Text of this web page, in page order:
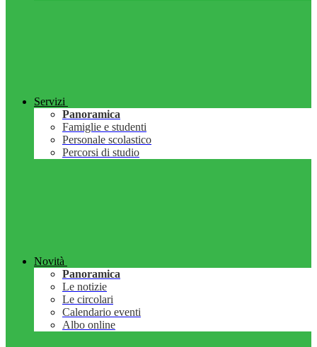
Servizi
Panoramica
Famiglie e studenti
Personale scolastico
Percorsi di studio
Novità
Panoramica
Le notizie
Le circolari
Calendario eventi
Albo online